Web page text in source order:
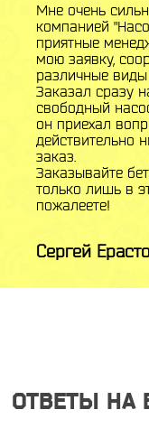
Мне очень
компанией
приятные
мою заявку,
различные виды
Заказал сразу
свободный
он приехал
действительно
заказ.
Заказывайте
только лишь в
пожалеете!
Сергей
ОТВЕТЫ НА